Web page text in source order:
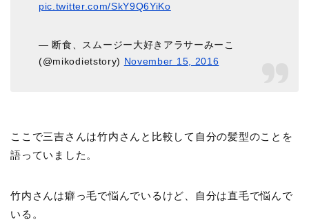
pic.twitter.com/SkY9Q6YiKo
— 断食、スムージー大好きアラサーみーこ
(@mikodietstory) November 15, 2016
ここで三吉さんは竹内さんと比較して自分の髪型のことを
語っていました。
竹内さんは癖っ毛で悩んでいるけど、自分は直毛で悩んで
いる。